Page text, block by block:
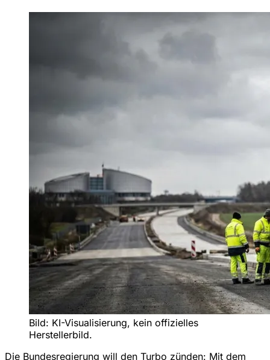
Bild: KI-Visualisierung, kein offizielles
Herstellerbild.
Die Bundesregierung will den Turbo zünden: Mit dem